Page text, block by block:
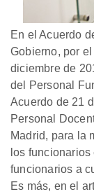
En el Acuerdo
Gobierno, por
diciembre de
del Personal
Acuerdo de 21
Personal
Madrid, para la
los
funcionarios a
Es más, en el